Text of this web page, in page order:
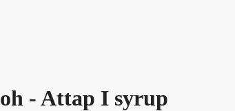
- Attap I syrup